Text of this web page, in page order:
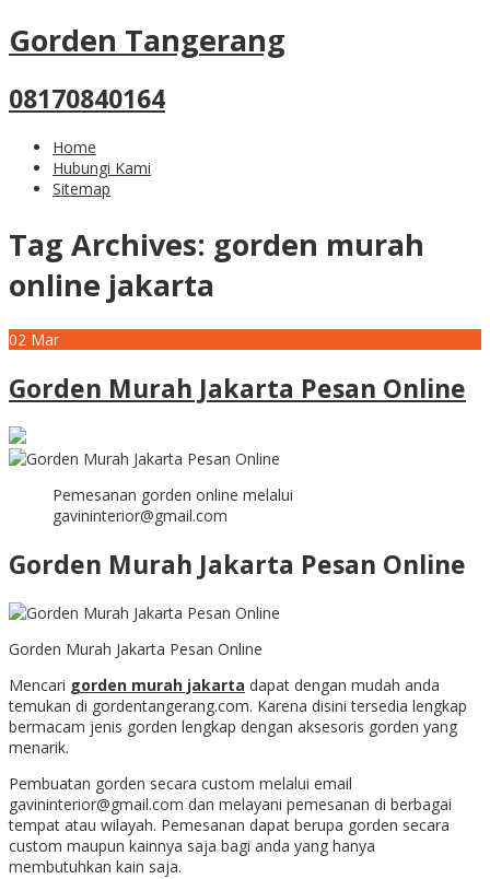
Gorden Tangerang
08170840164
Home
Hubungi Kami
Sitemap
Tag Archives: gorden murah
online jakarta
02 Mar
Gorden Murah Jakarta Pesan Online
Pemesanan gorden online melalui
gavininterior@gmail.com
Gorden Murah Jakarta Pesan Online
Gorden Murah Jakarta Pesan Online
Mencari gorden murah jakarta dapat dengan mudah anda
temukan di gordentangerang.com. Karena disini tersedia lengkap
bermacam jenis gorden lengkap dengan aksesoris gorden yang
menarik.
Pembuatan gorden secara custom melalui email
gavininterior@gmail.com dan melayani pemesanan di berbagai
tempat atau wilayah. Pemesanan dapat berupa gorden secara
custom maupun kainnya saja bagi anda yang hanya
membutuhkan kain saja.